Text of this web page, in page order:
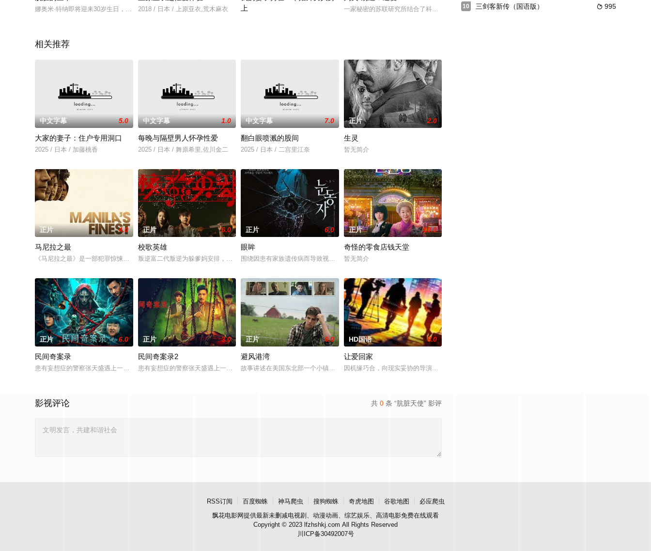
娜奥米·特纳即将迎来30岁生日，但一夜的酗酒和吸毒导致她宿醉，失忆并失踪。她的丈夫贾斯汀·特纳四处寻
2018 / 日本 / 上原亚衣,荒木麻衣
上
一家秘密的苏联研究所结合了科学和神秘实验，旨在创造理想的人。该研究涉及所有员工：特权量子物理学家
相关推荐
中文字幕 5.0
大家的妻子：住户专用洞口
2025 / 日本 / 加藤桃香
中文字幕 1.0
每晚与隔壁男人怀孕性爱
2025 / 日本 / 舞原希里,佐川金二
中文字幕 7.0
翻白眼喷溅的股间
2025 / 日本 / 二宫里江奈
正片 2.0
生灵
暂无简介
正片 4.0
马尼拉之最
《马尼拉之最》是一部犯罪惊悚片，故事发生在 20 世纪 70 年代第一季度风暴期间，警察霍默、康拉德
正片 6.0
校歌英雄
叛逆富二代叛逆为躲爹妈安排，偷报音乐专业，开学撩学姐，为校花与校草开战，背后搞小动作坑对手又坑队友；
正片 6.0
眼眸
围绕因患有家族遗传病而导致视力逐渐丧失的摄影师瑞真展开。在面对跨越视力障碍、好不容易成为陶艺家却离奇
正片 10.0
奇怪的零食店钱天堂
暂无简介
正片 6.0
民间奇案录
患有妄想症的警察张天盛遇上一起离奇的神像杀人事件，勘案过程中，牵引出“婴胎报仇”，“娘娘索命”等一连
正片 3.0
民间奇案录2
患有妄想症的警察张天盛遇上一起离奇的神像杀人事件，勘案过程中，牵引出“婴胎报仇”，“娘娘索命”等一连
正片 6.0
避风港湾
故事讲述在美国东北部一个小镇的农场，一个怀抱音乐理想的男孩，在追求爱情与理想的道路上历经的艰辛。男主
HD国语 8.0
让爱回家
因机缘巧合，向现实妥协的导演朱达仁萌生拍一部《河南人在北京》电影的念头，在说服主编姚松、老乡韩战
共 0 条 “肮脏天使” 影评
影视评论
10  995
三剑客新传（国语版）
RSS订阅 百度蜘蛛 神马爬虫 搜狗蜘蛛 奇虎地图 谷歌地图
必应爬虫
飘花电影网提供最新未删减电视剧、动漫动画、综艺娱乐、高清电影免费在线观看
Copyright © 2023 lfzhshkj.com All Rights Reserved
川ICP备30492007号